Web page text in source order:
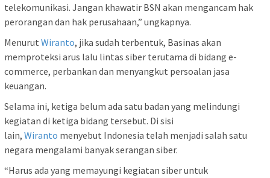
telekomunikasi. Jangan khawatir BSN akan mengancam hak
perorangan dan hak perusahaan,” ungkapnya.
Menurut Wiranto, jika sudah terbentuk, Basinas akan
memproteksi arus lalu lintas siber terutama di bidang e-
commerce, perbankan dan menyangkut persoalan jasa
keuangan.
Selama ini, ketiga belum ada satu badan yang melindungi
kegiatan di ketiga bidang tersebut. Di sisi
lain, Wiranto menyebut Indonesia telah menjadi salah satu
negara mengalami banyak serangan siber.
“Harus ada yang memayungi kegiatan siber untuk